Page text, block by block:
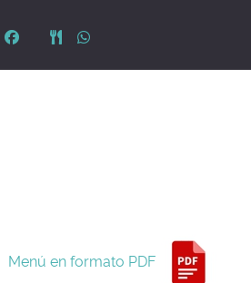
Menú en formato PDF